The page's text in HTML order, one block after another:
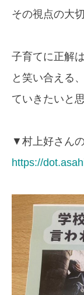
その視点の大
子育てに正解
と笑い合える
ていきたいと
▼村上好さん
https://